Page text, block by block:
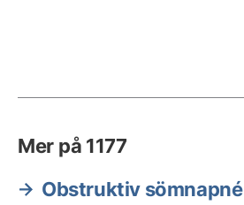
Mer på 1177
Obstruktiv sömnapné